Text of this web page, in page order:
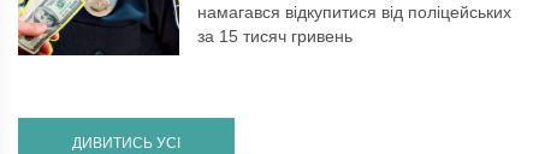
намагався відкупитися від поліцейських
за 15 тисяч гривень
ДИВИТИСЬ УСІ